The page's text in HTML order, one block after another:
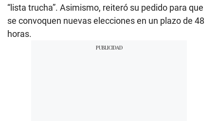
“lista trucha”. Asimismo, reiteró su pedido para que
se convoquen nuevas elecciones en un plazo de 48
horas.